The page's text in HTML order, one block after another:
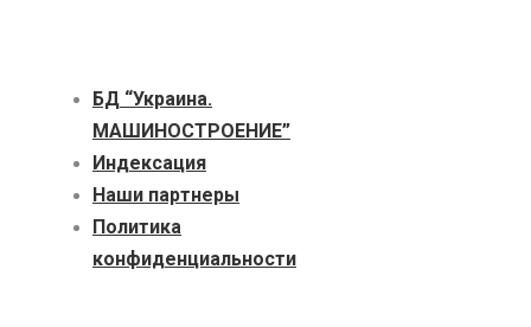
БД “Украина.
МАШИНОСТРОЕНИЕ”
Индекcация
Наши партнеры
Политика
конфиденциальности